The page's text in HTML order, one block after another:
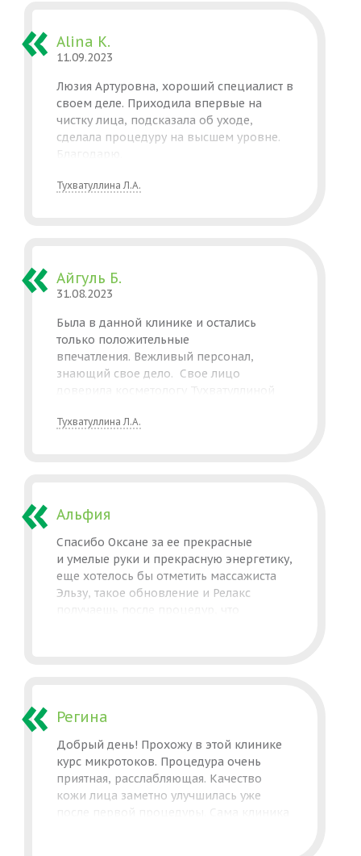
Alina K.
11.09.2023
Люзия Артуровна, хороший специалист в
своем деле. Приходила впервые на
чистку лица, подсказала об уходе,
сделала процедуру на высшем уровне.
Благодарю.
Тухватуллина Л.А.
Айгуль Б.
31.08.2023
Была в данной клинике и остались
только положительные
впечатления. Вежливый персонал,
знающий свое дело. Свое лицо
доверила косметологу Тухватуллиной
медицинским образованием. Во время
специалиста, профессионала с большой
буквы. Результат после процедуры очень
порадовал. Выражаю клинике
огромную благодарность и желаю
дальнейшего процветания!
Тухватуллина Л.А.
Альфия
Спасибо Оксане за ее прекрасные
и умелые руки и прекрасную энергетику,
еще хотелось бы отметить массажиста
Эльзу, такое обновление и Релакс
Регина
Добрый день! Прохожу в этой клинике
курс микротоков. Процедура очень
приятная, расслабляющая. Качество
кожи лица заметно улучшилась уже
после первой процедуры. Сама клиника